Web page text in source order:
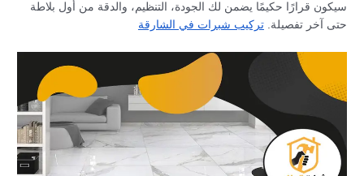
سيكون قرارًا حكيمًا يضمن لك الجودة، التنظيم، والدقة من أول بلاطة
حتى آخر تفصيلة.تركيب شبرات في الشارقة